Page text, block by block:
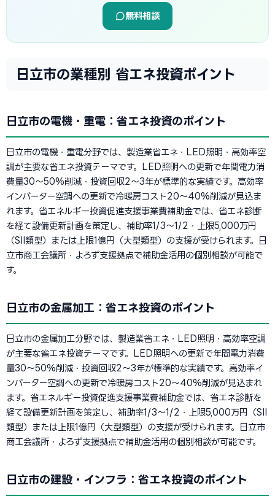
無料相談
日立市の業種別 省エネ投資ポイント
日立市の電機・重電：省エネ投資のポイント
日立市の電機・重電分野では、製造業省エネ・LED照明・高効率空
調が主要な省エネ投資テーマです。LED照明への更新で年間電力消
費量30〜50%削減・投資回収2〜3年が標準的な実績です。高効率
インバーター空調への更新で冷暖房コスト20〜40%削減が見込ま
れます。省エネルギー投資促進支援事業費補助金では、省エネ診断
を経て設備更新計画を策定し、補助率1/3〜1/2・上限5,000万円
（SII類型）または上限1億円（大型類型）の支援が受けられます。日
立市商工会議所・よろず支援拠点で補助金活用の個別相談が可能で
す。
日立市の金属加工：省エネ投資のポイント
日立市の金属加工分野では、製造業省エネ・LED照明・高効率空調
が主要な省エネ投資テーマです。LED照明への更新で年間電力消費
量30〜50%削減・投資回収2〜3年が標準的な実績です。高効率イ
ンバーター空調への更新で冷暖房コスト20〜40%削減が見込まれ
ます。省エネルギー投資促進支援事業費補助金では、省エネ診断を
経て設備更新計画を策定し、補助率1/3〜1/2・上限5,000万円（SII
類型）または上限1億円（大型類型）の支援が受けられます。日立市
商工会議所・よろず支援拠点で補助金活用の個別相談が可能です。
日立市の建設・インフラ：省エネ投資のポイント